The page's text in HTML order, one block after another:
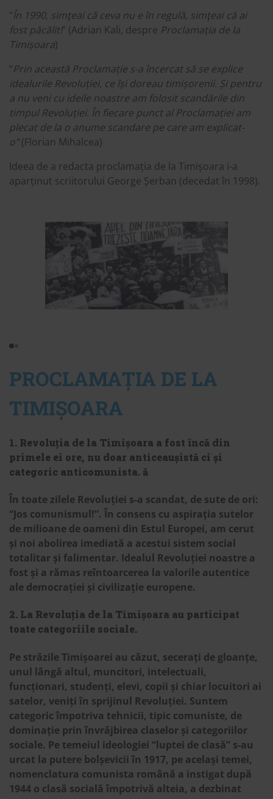
“În 1990, simţeai că ceva nu e în regulă, simţeai că ai
fost păcălit!” (Adrian Kali, despre Proclamația de la
Timișoara)
“Prin această Proclamație s-a încercat să se explice
idealurile Revoluției, ce își doreau timișorenii. Și pentru
a nu veni cu ideile noastre am folosit scandările din
timpul Revoluției. În fiecare punct al Proclamației am
plecat de la o anume scandare pe care am explicat-
o” (Florian Mihalcea)
Ideea de a redacta proclamația de la Timișoara i-a
aparținut scriitorului George Șerban (decedat în 1998).
PROCLAMAȚIA DE LA
TIMIȘOARA
1. Revoluția de la Timișoara a fost încă din
primele ei ore, nu doar anticeaușistă ci și
categoric anticomunista. ă
În toate zilele Revoluției s-a scandat, de sute de ori:
“Jos comunismul!”. În consens cu aspirația sutelor
de milioane de oameni din Estul Europei, am cerut
și noi abolirea imediată a acestui sistem social
totalitar și falimentar. Idealul Revoluției noastre a
fost și a rămas reîntoarcerea la valorile autentice
ale democrației și civilizație europene.
2. La Revoluția de la Timișoara au participat
toate categoriile sociale.
Pe străzile Timișoarei au căzut, secerați de gloanțe,
unul lângă altul, muncitori, intelectuali,
funcționari, studenți, elevi, copii și chiar locuitori ai
satelor, veniți în sprijinul Revoluției. Suntem
categoric împotriva tehnicii, tipic comuniste, de
dominație prin învrăjbirea claselor și categoriilor
sociale. Pe temeiul ideologiei “luptei de clasă” s-au
urcat la putere bolșevicii în 1917, pe același temei,
nomenclatura comunista română a instigat după
1944 o clasă socială împotrivă alteia, a dezbinat